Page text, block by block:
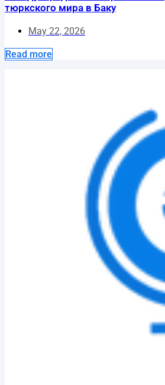
тюркского мира в Баку
May 22, 2026
Read more